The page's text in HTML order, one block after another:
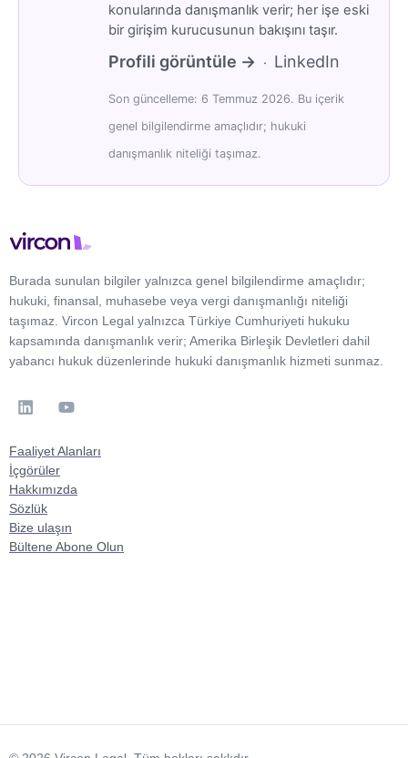
konularında danışmanlık verir; her işe eski
bir girişim kurucusunun bakışını taşır.
Profili görüntüle → · LinkedIn
Son güncelleme: 6 Temmuz 2026. Bu içerik
genel bilgilendirme amaçlıdır; hukuki
danışmanlık niteliği taşımaz.
Burada sunulan bilgiler yalnızca genel bilgilendirme amaçlıdır;
hukuki, finansal, muhasebe veya vergi danışmanlığı niteliği
taşımaz. Vircon Legal yalnızca Türkiye Cumhuriyeti hukuku
kapsamında danışmanlık verir; Amerika Birleşik Devletleri dahil
yabancı hukuk düzenlerinde hukuki danışmanlık hizmeti sunmaz.
Faaliyet Alanları
İçgörüler
Hakkımızda
Sözlük
Bize ulaşın
Bültene Abone Olun